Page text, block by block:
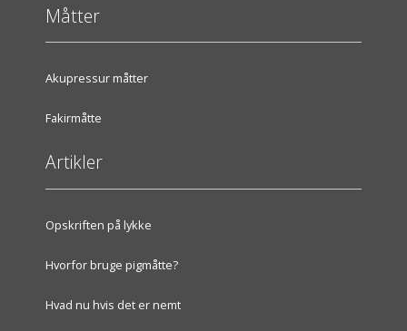
Måtter
Akupressur måtter
Fakirmåtte
Artikler
Opskriften på lykke
Hvorfor bruge pigmåtte?
Hvad nu hvis det er nemt